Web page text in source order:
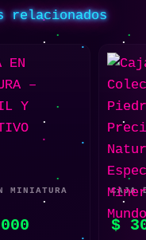
relacionados
MINIATURA CAJA
DE
$